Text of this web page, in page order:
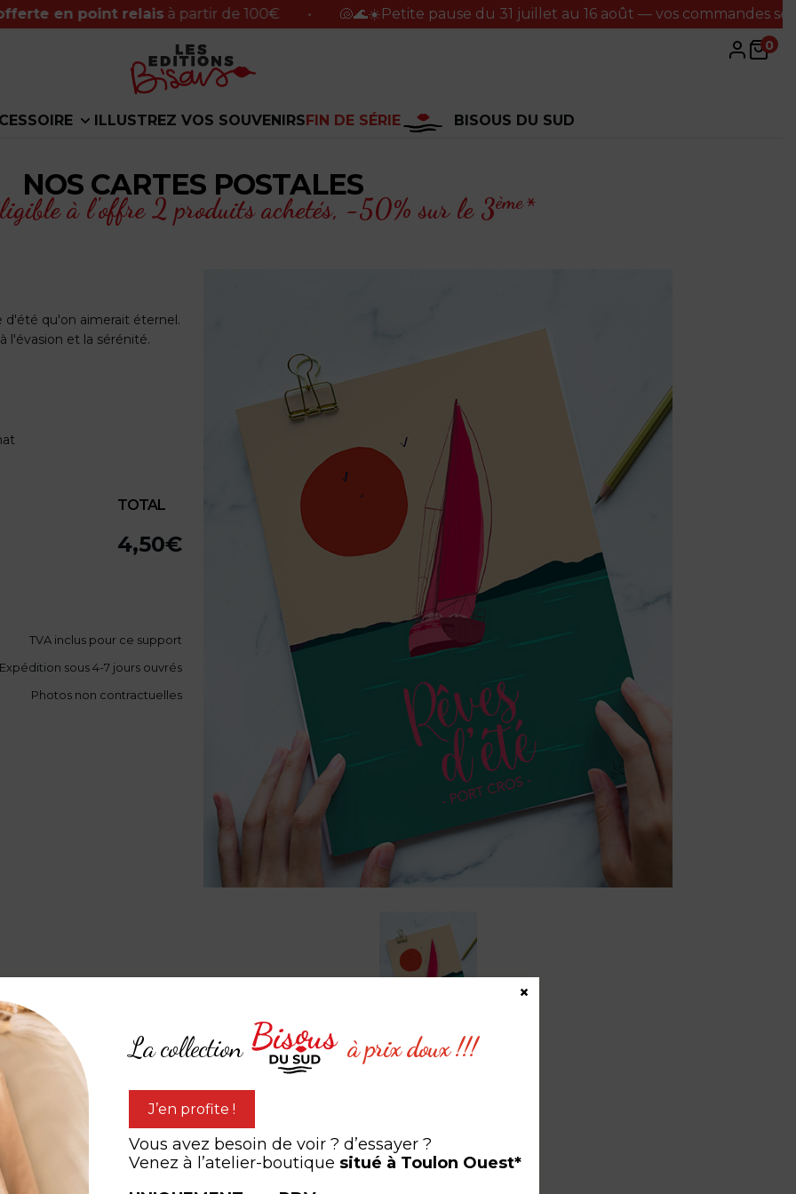
point relaisà partir de 100€ • 🐚🌊☀️Petite pause du 31 juillet au 16 août — vos commandes seront
0
ILLUSTREZ VOS SOUVENIRSFIN DE SÉRIE BISOUS DU SUD
NOS CARTES POSTALES
à l'offre 2 produits achetés, -50% sur le 3ème*
qu'on aimerait éternel.
l'évasion et la sérénité.
TOTAL
4,50€
TVA inclus pour ce support
sous 4-7 jours ouvrés
Photos non contractuelles
VOTREexpérience
La collection à prix doux !!!
J’en profite !
Vous avez besoin de voir ? d’essayer ?
Venez à l’atelier-boutique situé à Toulon Ouest*
×